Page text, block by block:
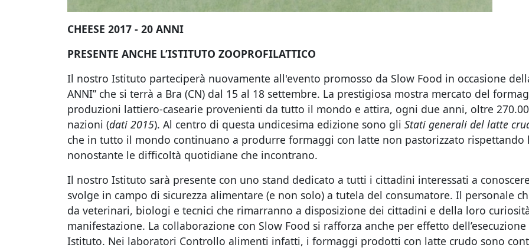
CHEESE 2017 - 20 ANNI
PRESENTE ANCHE L’ISTITUTO ZOOPROFILATTICO
Il nostro Istituto parteciperà nuovamente all'evento promosso da Slow Food in occasione
ANNI” che si terrà a Bra (CN) dal 15 al 18 settembre. La prestigiosa mostra mercato del
produzioni lattiero-casearie provenienti da tutto il mondo e attira, ogni due anni, oltre
nazioni (dati 2015). Al centro di questa undicesima edizione sono gli Stati generali del latte
che in tutto il mondo continuano a produrre formaggi con latte non pastorizzato
nonostante le difficoltà quotidiane che incontrano.
Il nostro Istituto sarà presente con uno stand dedicato a tutti i cittadini interessati a
svolge in campo di sicurezza alimentare (e non solo) a tutela del consumatore. Il personale
da veterinari, biologi e tecnici che rimarranno a disposizione dei cittadini e della loro
manifestazione. La collaborazione con Slow Food si rafforza anche per effetto
Istituto. Nei laboratori Controllo alimenti infatti, i formaggi prodotti con latte crudo sono